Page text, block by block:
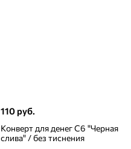
110 руб.
Конверт для денег С6 "Черная
слива" / без тиснения